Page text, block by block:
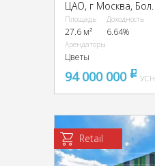
Площадь
27.6 м²
Доходность
6.64%
Арендаторы
Цветы
94 000 000 pуб
УСН
Retail